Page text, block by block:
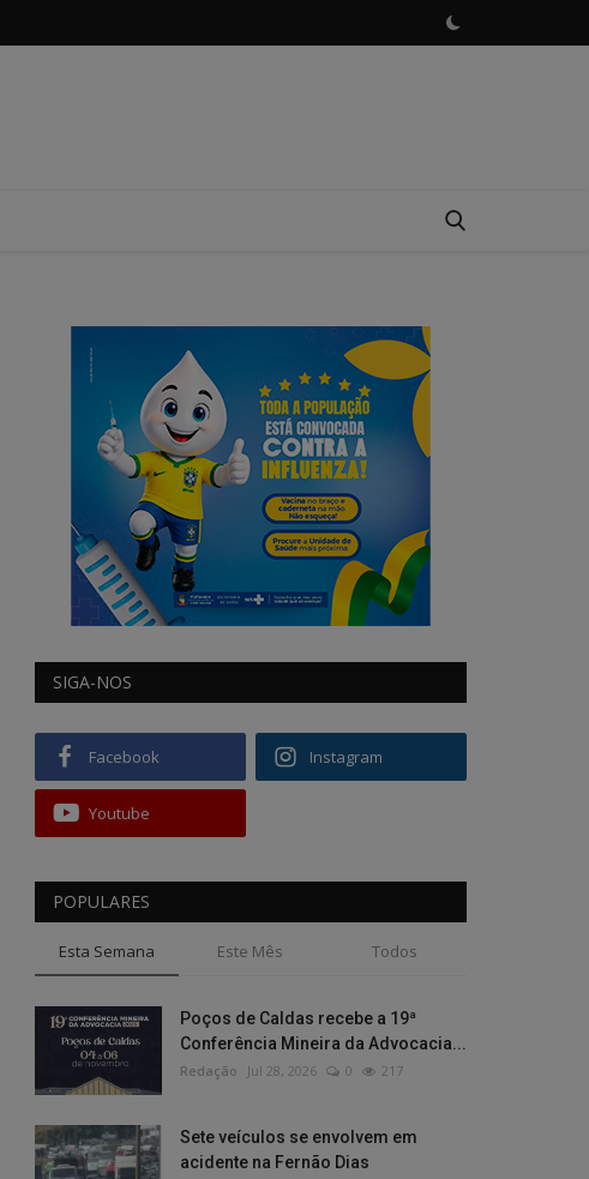
SIGA-NOS
Facebook Instagram
Youtube
POPULARES
Esta Semana Este Mês Todos
Poços de Caldas recebe a 19ª
Conferência Mineira da Advocacia...
Redação Jul 28, 2026 0 217
Sete veículos se envolvem em
acidente na Fernão Dias